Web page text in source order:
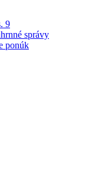
9
správy
ponúk